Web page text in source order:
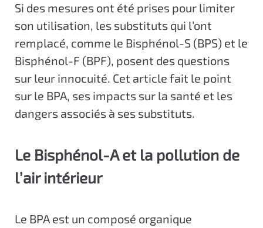
Si des mesures ont été prises pour limiter
son utilisation, les substituts qui l’ont
remplacé, comme le Bisphénol-S (BPS) et le
Bisphénol-F (BPF), posent des questions
sur leur innocuité. Cet article fait le point
sur le BPA, ses impacts sur la santé et les
dangers associés à ses substituts.
Le Bisphénol-A et la pollution de
l’air intérieur
Le BPA est un composé organique